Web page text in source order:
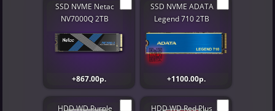
SSD NVME Netac
NV7000Q 2TB
+867.00р.
SSD NVME ADATA
Legend 710 2TB
+1100.00р.
HDD WD Purple
HDD WD Red Plus